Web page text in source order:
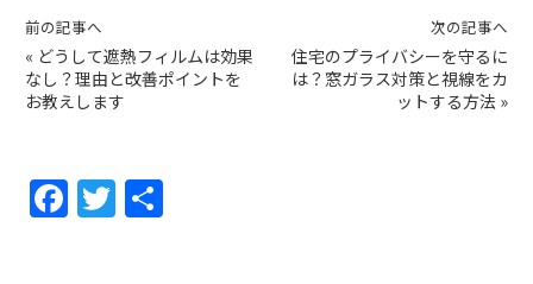
前の記事へ
« どうして遮熱フィルムは効果
なし？理由と改善ポイントを
お教えします
次の記事へ
住宅のプライバシーを守るに
は？窓ガラス対策と視線をカ
ットする方法 »
F T